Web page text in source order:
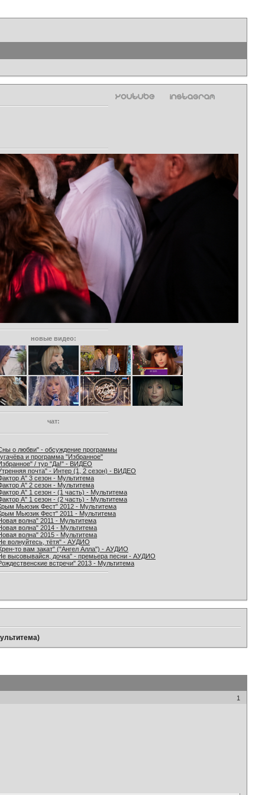
новые видео:
чат:
о любви" - обсуждение программы
и программа "Избранное"
/ тур "Да!" - ВИДЕО
почта" - Интер (1, 2 сезон) - ВИДЕО
А" 3 сезон - Мультитема
А" 2 сезон - Мультитема
А" 1 сезон - (1 часть) - Мультитема
А" 1 сезон - (2 часть) - Мультитема
Мьюзик Фест" 2012 - Мультитема
Мьюзик Фест" 2011 - Мультитема
волна" 2011 - Мультитема
волна" 2014 - Мультитема
волна" 2015 - Мультитема
волнуйтесь, тётя" - АУДИО
то вам закат" ("Ангел Алла") - АУДИО
высовывайся, дочка" - премьера песни - АУДИО
встречи" 2013 - Мультитема
1